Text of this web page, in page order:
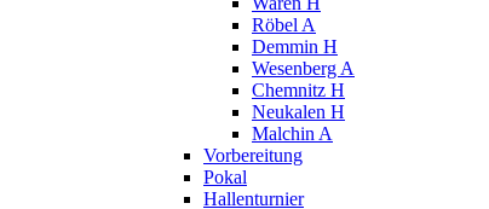
Röbel A
Demmin H
Wesenberg A
Chemnitz H
Neukalen H
Malchin A
Vorbereitung
Pokal
Hallenturnier